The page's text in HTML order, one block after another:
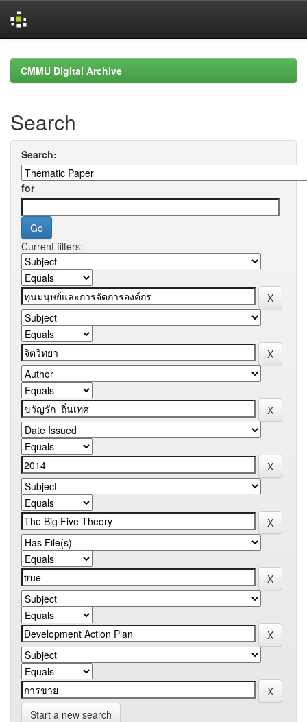
navigationCMMU Digital Archive
Search
Search:
for
Current filters:
Start a new search